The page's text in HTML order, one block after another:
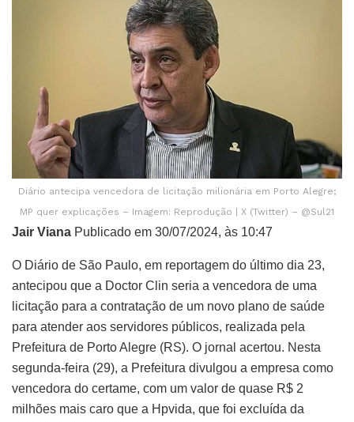
Diário antecipa vencedora de licitação milionária em Porto Alegre;
MP quer explicações – Imagem: Reprodução | X (Twitter) – @Sul21
Jair Viana Publicado em 30/07/2024, às 10:47
O Diário de São Paulo, em reportagem do último dia 23,
antecipou que a Doctor Clin seria a vencedora de uma
licitação para a contratação de um novo plano de saúde
para atender aos servidores públicos, realizada pela
Prefeitura de Porto Alegre (RS). O jornal acertou. Nesta
segunda-feira (29), a Prefeitura divulgou a empresa como
vencedora do certame, com um valor de quase R$ 2
milhões mais caro que a Hpvida, que foi excluída da